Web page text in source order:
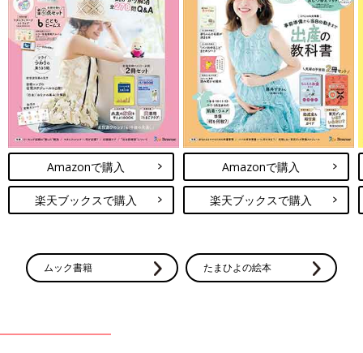
Amazonで購入
楽天ブックスで購入
Amazonで購入
楽天ブックスで購入
ムック書籍 たまひよの絵本